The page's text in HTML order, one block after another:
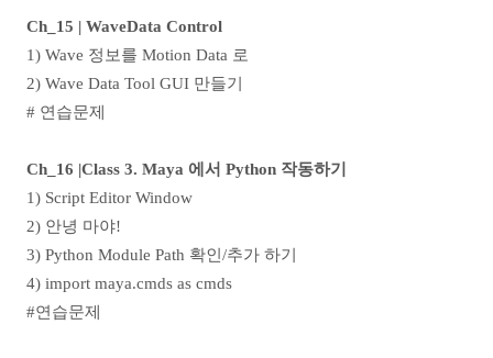
Ch_15 | WaveData Control
1) Wave 정보를 Motion Data 로
2) Wave Data Tool GUI 만들기
# 연습문제
Ch_16 |Class 3. Maya 에서 Python 작동하기
1) Script Editor Window
2) 안녕 마야!
3) Python Module Path 확인 /추가 하기
4) import maya.cmds as cmds
#연습문제